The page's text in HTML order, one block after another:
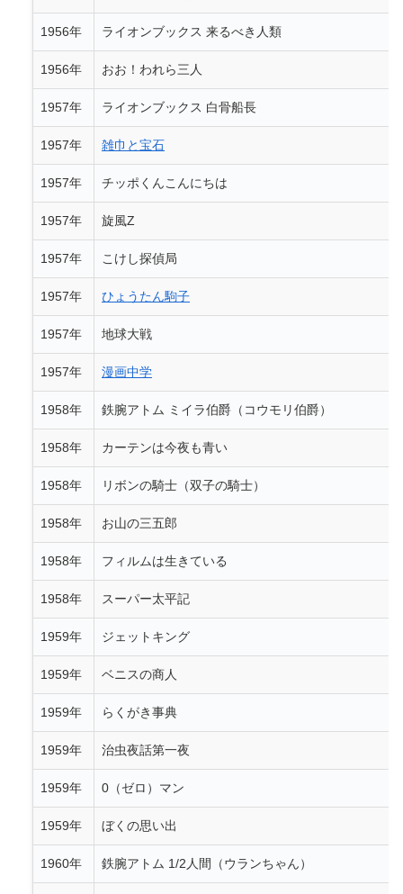
1956年 ライオンブックス 来るべき人類
1956年 おお！われら三人
1957年 ライオンブックス 白骨船長
1957年 雑巾と宝石
1957年 チッポくんこんにちは
1957年 旋風Z
1957年 こけし探偵局
1957年 ひょうたん駒子
1957年 地球大戦
1957年 漫画中学
1958年 鉄腕アトム ミイラ伯爵（コウモリ伯爵）
1958年 カーテンは今夜も青い
1958年 リボンの騎士（双子の騎士）
1958年 お山の三五郎
1958年 フィルムは生きている
1958年 スーパー太平記
1959年 ジェットキング
1959年 ベニスの商人
1959年 らくがき事典
1959年 治虫夜話第一夜
1959年 0（ゼロ）マン
1959年 ぼくの思い出
1960年 鉄腕アトム 1/2人間（ウランちゃん）